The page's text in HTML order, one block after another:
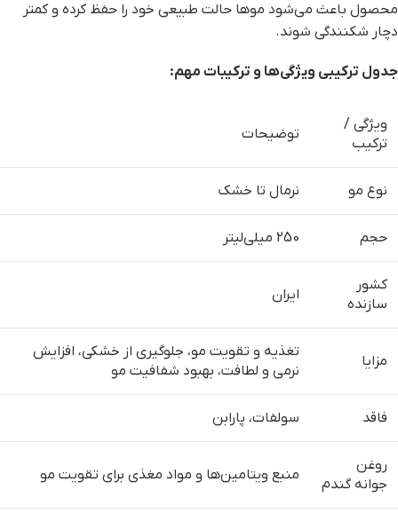
محصول باعث می‌شود موها حالت طبیعی خود را حفظ کرده و کمتر
دچار شکنندگی شوند.
جدول ترکیبی ویژگی‌ها و ترکیبات مهم:
ویژگی /
ترکیب
توضیحات
نوع مو نرمال تا خشک
حجم 250 میلی‌لیتر
کشور
سازنده
ایران
مزایا
تغذیه و تقویت مو، جلوگیری از خشکی، افزایش
نرمی و لطافت، بهبود شفافیت مو
فاقد سولفات، پارابن
روغن
جوانه گندم
منبع ویتامین‌ها و مواد مغذی برای تقویت مو